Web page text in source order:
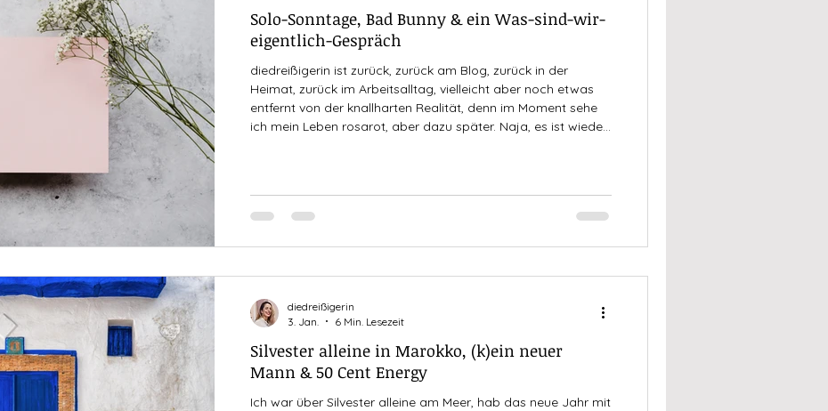
Solo-Sonntage, Bad Bunny & ein Was-sind-wir-
eigentlich-Gespräch
diedreißigerin ist zurück, zurück am Blog, zurück in der
Heimat, zurück im Arbeitsalltag, vielleicht aber noch etwas
entfernt von der knallharten Realität, denn im Moment sehe
ich mein Leben rosarot, aber dazu später. Naja, es ist wieder
Tür, ich kann den Sommer förmlich schon riechen und wenn
ich einen
Silvester alleine in Marokko, (k)ein neuer
Mann & 50 Cent Energy
Ich war über Silvester alleine am Meer, hab das neue Jahr mit
diedreißigerin
3. Jan.
6 Min. Lesezeit